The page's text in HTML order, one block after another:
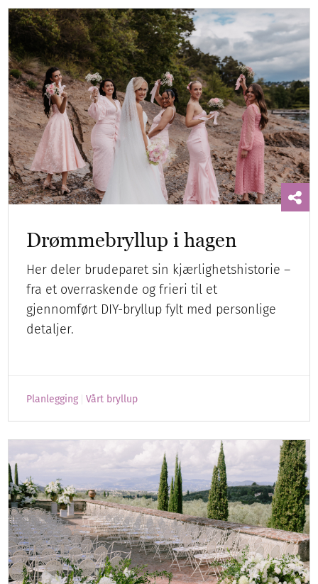
Drømmebryllup i hagen
Her deler brudeparet sin kjærlighetshistorie –
fra et overraskende og frieri til et
gjennomført DIY-bryllup fylt med personlige
detaljer.
Planlegging Vårt bryllup